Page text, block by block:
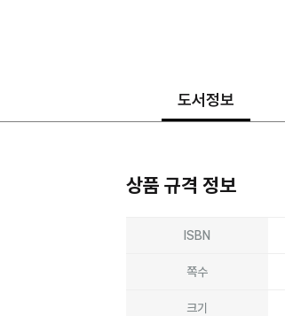
도서정보
상품 규격 정보
ISBN
쪽수
크기